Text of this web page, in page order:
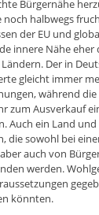
Bürgernähe
noch halbwegs
der EU und
innere Nähe eher
Der in
gleicht immer
während
zum Ausverkauf
Auch ein Land
die sowohl bei
auch von
werden.
könnten.